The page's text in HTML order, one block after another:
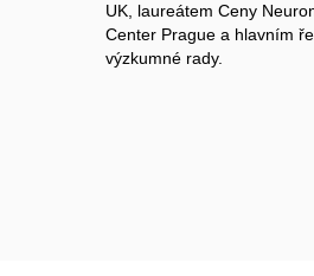
UK, laureátem Ceny
Center Prague a hlavním
výzkumné rady.